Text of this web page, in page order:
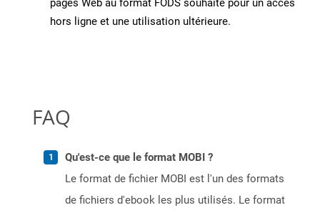
pages Web au format FODS souhaité pour un accès
hors ligne et une utilisation ultérieure.
FAQ
Qu'est-ce que le format MOBI ?
Le format de fichier MOBI est l'un des formats
de fichiers d'ebook les plus utilisés. Le format